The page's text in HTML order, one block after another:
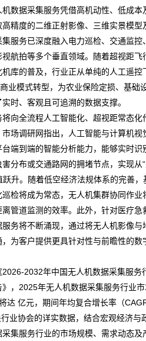
数据采集服务凭借高机动性、低成本
精度的二维正射影像、三维实景模型
集服务已深度融入电力巡检、交通监控
航拍等多个垂直领域。随着超视距飞
库的普及，行业正从单纯的人工遥控
业模式转型，为农业保险定损、基础
时、客观且可追溯的数据支撑。
全流程人工智能化、超视距常态化
市场调研网指出，人工智能与计算机视
端到端的智能分析能力，能够实时识
分布或交通路网的拥堵节点，实现从
跃升。随着低空经济法规体系的完善，
检将成为常态，无人机集群协同作业
管道监测的效率。此外，针对医疗急
务将不断涌现，通过将无人机影像与
为客户提供更具针对性与前瞻性的数
2026-2032年中国无人机数据采集服务
》，2025年无人机数据采集服务行业
达 亿元，期间年均复合增长率（
业协会的详实数据，结合宏观经济与
集服务行业的市场规模、需求动态及